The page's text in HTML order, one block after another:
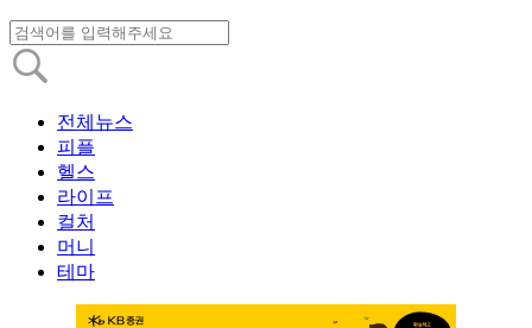
전체뉴스
피플
헬스
라이프
컬처
머니
테마